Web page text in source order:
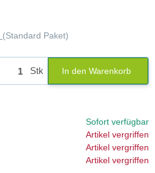
(Standard Paket)
Stk In den Warenkorb
Sofort verfügbar
Artikel vergriffen
Artikel vergriffen
Artikel vergriffen